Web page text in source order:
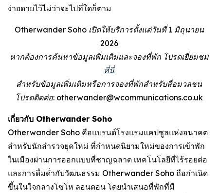
ง่ายดายไว้ไม่ว่าจะไปที่ใดก็ตาม
Otherwander Soho เปิดให้บริการตั้งแต่วันที่ 1 มิถุนายน
2026
หากต้องการค้นหาข้อมูลเพิ่มเติมและจองที่พัก โปรดเยี่ยมชม
ที่นี่
สำหรับข้อมูลเพิ่มเติมหรือการจองที่พักสำหรับสื่อมวลชน
โปรดติดต่อ: otherwander@wcommunications.co.uk
เกี่ยวกับ Otherwander Soho
Otherwander Soho คือแบรนด์โรงแรมแคปซูลแห่งอนาคต
สำหรับนักสำรวจยุคใหม่ ที่กำหนดนิยามใหม่ของการเข้าพัก
ในเมืองผ่านการออกแบบที่ชาญฉลาด เทคโนโลยีที่ไร้รอยต่อ
และการดื่มด่ำกับวัฒนธรรม Otherwander Soho ถือกำเนิด
ขึ้นในใจกลางโซโห ลอนดอน โดยนำเสนอที่พักที่มี